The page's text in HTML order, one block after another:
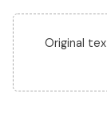
Original